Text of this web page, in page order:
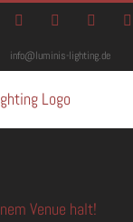
InstagramTwitter
info@luminis-lighting.de
Venue halt!